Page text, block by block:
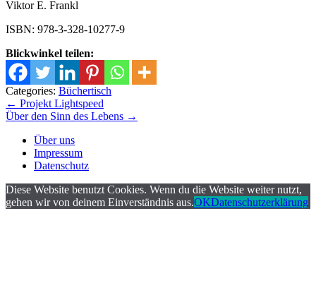
Viktor E. Frankl
ISBN: 978-3-328-10277-9
Blickwinkel teilen:
Categories: Büchertisch
Beitrags-
Navigation
← Projekt Lightspeed
Über den Sinn des Lebens →
Über uns
Impressum
Datenschutz
Diese Website benutzt Cookies. Wenn du die Website weiter nutzt,
gehen wir von deinem Einverständnis aus.OKDatenschutzerklärung